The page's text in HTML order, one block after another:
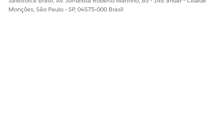
Monções, São Paulo - SP, 04575-000 Brasil